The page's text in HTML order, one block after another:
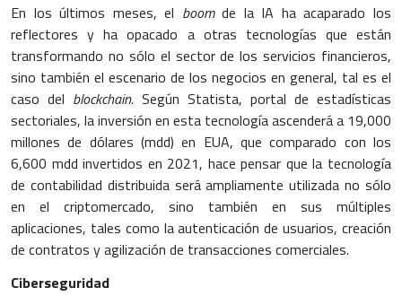
En los últimos meses, el boomde la IA ha acaparado los
reflectores y ha opacado a otras tecnologías que están
transformando no sólo el sector de los servicios financieros,
sino también el escenario de los negocios en general, tal es el
caso del blockchain. Según Statista, portal de estadísticas
sectoriales, la inversión en esta tecnología ascenderá a 19,000
millones de dólares (mdd) en EUA, que comparado con los
6,600 mdd invertidos en 2021, hace pensar que la tecnología
de contabilidad distribuida será ampliamente utilizada no sólo
en el criptomercado, sino también en sus múltiples
aplicaciones, tales como la autenticación de usuarios, creación
de contratos y agilización de transacciones comerciales.
Ciberseguridad